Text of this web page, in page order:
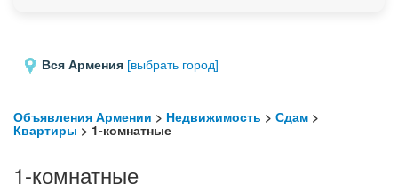
Вся Армения [выбрать город]
Объявления Армении > Недвижимость > Сдам >
Квартиры > 1-комнатные
1-комнатные